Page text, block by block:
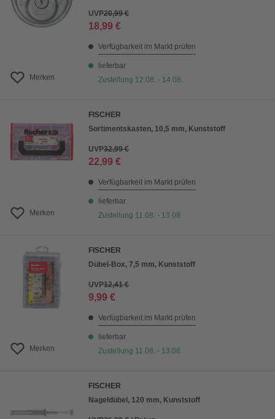
Merken
UVP20,99 €
18,99 €
Verfügbarkeit im Markt prüfen
lieferbar
Zustellung 12.08. - 14.08.
Merken
FISCHER
Sortimentskasten, 10,5 mm, Kunststoff
UVP32,99 €
22,99 €
Verfügbarkeit im Markt prüfen
lieferbar
Zustellung 11.08. - 13.08.
Merken
FISCHER
Dübel-Box, 7,5 mm, Kunststoff
UVP12,41 €
9,99 €
Verfügbarkeit im Markt prüfen
lieferbar
Zustellung 11.08. - 13.08.
FISCHER
Nageldübel, 120 mm, Kunststoff